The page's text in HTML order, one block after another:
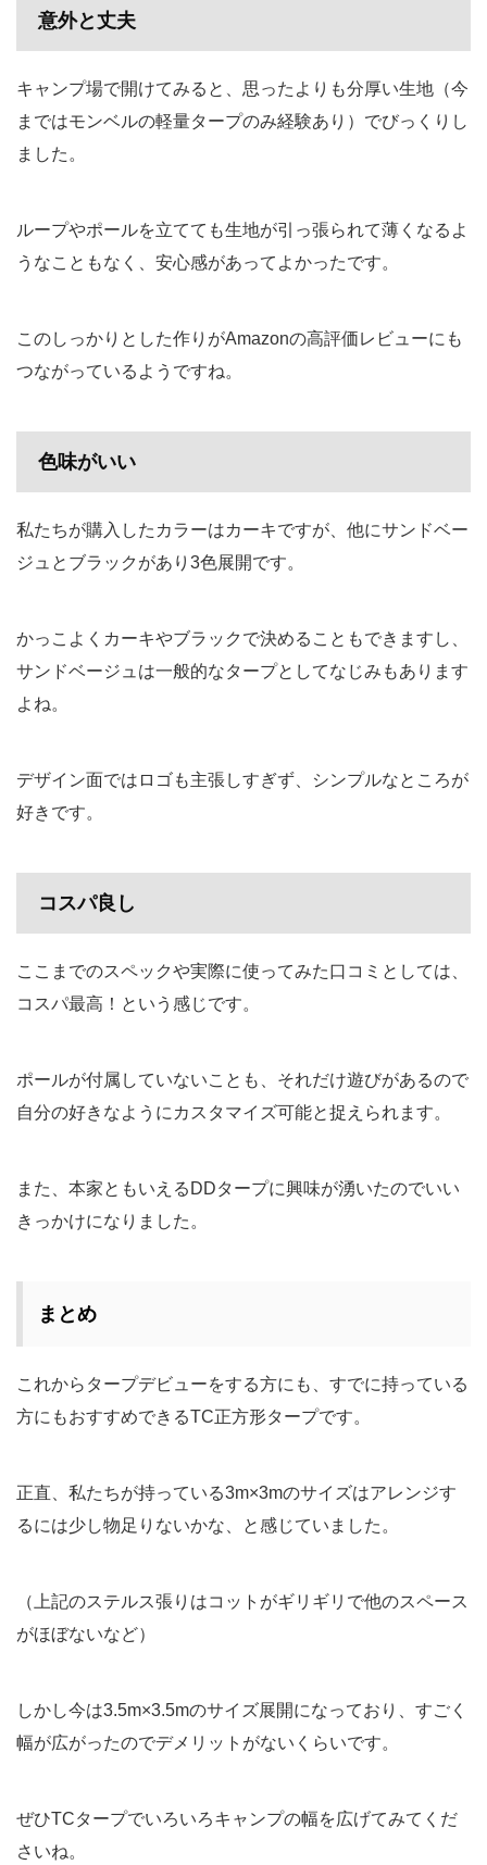
意外と丈夫
キャンプ場で開けてみると、思ったよりも分厚い生地（今
まではモンベルの軽量タープのみ経験あり）でびっくりし
ました。
ループやポールを立てても生地が引っ張られて薄くなるよ
うなこともなく、安心感があってよかったです。
このしっかりとした作りがAmazonの高評価レビューにも
つながっているようですね。
色味がいい
私たちが購入したカラーはカーキですが、他にサンドベー
ジュとブラックがあり3色展開です。
かっこよくカーキやブラックで決めることもできますし、
サンドベージュは一般的なタープとしてなじみもあります
よね。
デザイン面ではロゴも主張しすぎず、シンプルなところが
好きです。
コスパ良し
ここまでのスペックや実際に使ってみた口コミとしては、
コスパ最高！という感じです。
ポールが付属していないことも、それだけ遊びがあるので
自分の好きなようにカスタマイズ可能と捉えられます。
また、本家ともいえるDDタープに興味が湧いたのでいい
きっかけになりました。
まとめ
これからタープデビューをする方にも、すでに持っている
方にもおすすめできるTC正方形タープです。
正直、私たちが持っている3m×3mのサイズはアレンジす
るには少し物足りないかな、と感じていました。
（上記のステルス張りはコットがギリギリで他のスペース
がほぼないなど）
しかし今は3.5m×3.5mのサイズ展開になっており、すごく
幅が広がったのでデメリットがないくらいです。
ぜひTCタープでいろいろキャンプの幅を広げてみてくだ
さいね。